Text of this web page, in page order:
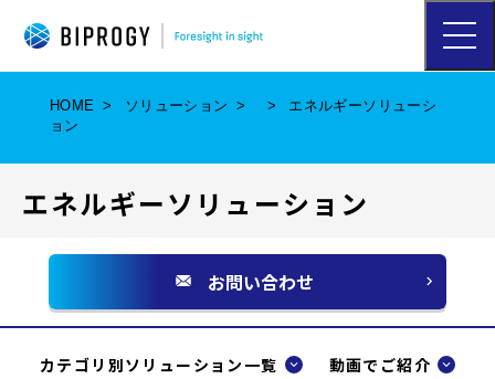
ハ
ン
メ
開
HOME ソリューション
エネルギーソリューシ
ョン
エネルギーソリューション
お問い合わせ
ウ
ィ
カテゴリ別ソリューション一覧
動画でご紹介